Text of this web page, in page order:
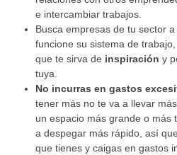
e intercambiar trabajos.
Busca empresas de tu sector
funcione su sistema de
que te sirva de inspiración y
tuya.
No incurras en gastos
tener más no te va a llevar
un espacio más grande o más
a despegar más rápido, así
que tienes y caigas en gastos